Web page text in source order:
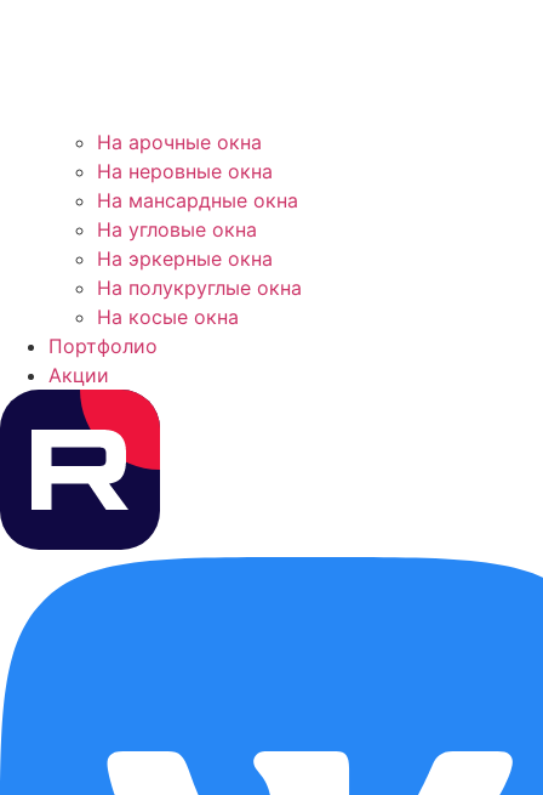
На арочные окна
На неровные окна
На мансардные окна
На угловые окна
На эркерные окна
На полукруглые окна
На косые окна
Портфолио
Акции